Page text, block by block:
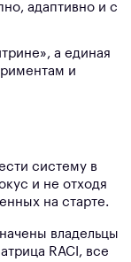
адаптивно и с
а единая
и
систему в
и не отходя
на старте.
владельцы
RACI, все